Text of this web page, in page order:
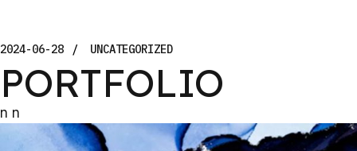
2024-06-28 UNCATEGORIZED
PORTFOLIO
n n